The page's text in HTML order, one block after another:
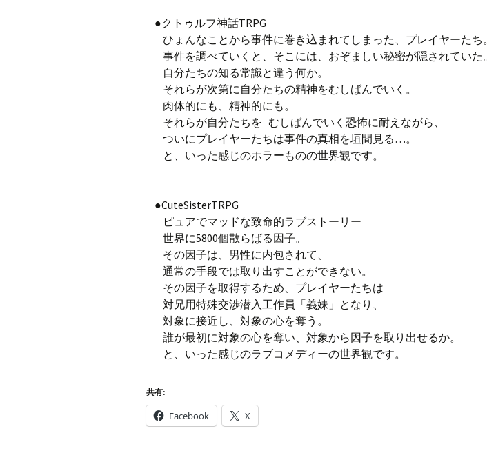
●クトゥルフ神話TRPG
ひょんなことから事件に巻き込まれてしまった、プレイヤーたち。
事件を調べていくと、そこには、おぞましい秘密が隠されていた。
自分たちの知る常識と違う何か。
それらが次第に自分たちの精神をむしばんでいく。
肉体的にも、精神的にも。
それらが自分たちを むしばんでいく恐怖に耐えながら、
ついにプレイヤーたちは事件の真相を垣間見る…。
と、いった感じのホラーものの世界観です。
●CuteSisterTRPG
ピュアでマッドな致命的ラブストーリー
世界に5800個散らばる因子。
その因子は、男性に内包されて、
通常の手段では取り出すことができない。
その因子を取得するため、プレイヤーたちは
対兄用特殊交渉潜入工作員「義妹」となり、
対象に接近し、対象の心を奪う。
誰が最初に対象の心を奪い、対象から因子を取り出せるか。
と、いった感じのラブコメディーの世界観です。
共有:
Facebook X